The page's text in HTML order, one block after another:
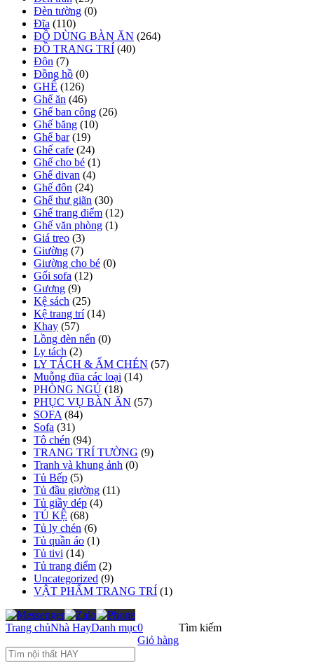
Đèn tường (0)
Đĩa (110)
ĐỒ DÙNG BÀN ĂN (264)
ĐỒ TRANG TRÍ (40)
Đôn (7)
Đồng hồ (0)
GHẾ (126)
Ghế ăn (46)
Ghế ban công (26)
Ghế băng (10)
Ghế bar (19)
Ghế cafe (24)
Ghế cho bé (1)
Ghế divan (4)
Ghế đôn (24)
Ghế thư giãn (30)
Ghế trang điểm (12)
Ghế văn phòng (1)
Giá treo (3)
Giường (7)
Giường cho bé (0)
Gối sofa (12)
Gương (9)
Kệ sách (25)
Kệ trang trí (14)
Khay (57)
Lồng đèn nến (0)
Ly tách (2)
LY TÁCH & ẤM CHÉN (57)
Muỗng đũa các loại (14)
PHÒNG NGỦ (18)
PHỤC VỤ BÀN ĂN (57)
SOFA (84)
Sofa (31)
Tô chén (94)
TRANG TRÍ TƯỜNG (9)
Tranh và khung ảnh (0)
Tủ Bếp (5)
Tủ đầu giường (11)
Tủ giầy dép (4)
TỦ KỆ (68)
Tủ ly chén (6)
Tủ quần áo (1)
Tủ tivi (14)
Tủ trang điểm (2)
Uncategorized (9)
VẬT PHẨM TRANG TRÍ (1)
Trang chủNhà HayDanh mục0
Giỏ hàng
Tìm kiếm